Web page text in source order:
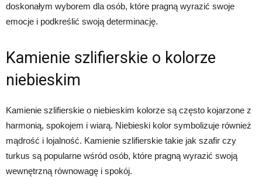
doskonałym wyborem dla osób, które pragną wyrazić swoje
emocje i podkreślić swoją determinację.
Kamienie szlifierskie o kolorze
niebieskim
Kamienie szlifierskie o niebieskim kolorze są często kojarzone z
harmonią, spokojem i wiarą. Niebieski kolor symbolizuje również
mądrość i lojalność. Kamienie szlifierskie takie jak szafir czy
turkus są popularne wśród osób, które pragną wyrazić swoją
wewnętrzną równowagę i spokój.